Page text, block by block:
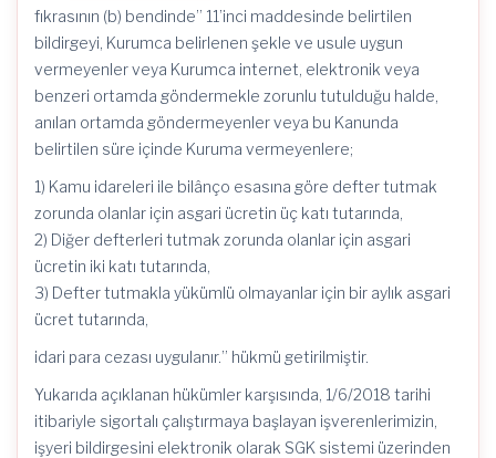
fıkrasının (b) bendinde” 11’inci maddesinde belirtilen
bildirgeyi, Kurumca belirlenen şekle ve usule uygun
vermeyenler veya Kurumca internet, elektronik veya
benzeri ortamda göndermekle zorunlu tutulduğu halde,
anılan ortamda göndermeyenler veya bu Kanunda
belirtilen süre içinde Kuruma vermeyenlere;
1) Kamu idareleri ile bilânço esasına göre defter tutmak
zorunda olanlar için asgari ücretin üç katı tutarında,
2) Diğer defterleri tutmak zorunda olanlar için asgari
ücretin iki katı tutarında,
3) Defter tutmakla yükümlü olmayanlar için bir aylık asgari
ücret tutarında,
idari para cezası uygulanır.” hükmü getirilmiştir.
Yukarıda açıklanan hükümler karşısında, 1/6/2018 tarihi
itibariyle sigortalı çalıştırmaya başlayan işverenlerimizin,
işyeri bildirgesini elektronik olarak SGK sistemi üzerinden